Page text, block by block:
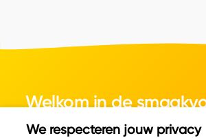
Welkom in de
van kaas.
We respecteren jouw privacy